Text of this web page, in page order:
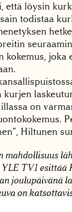
että löysin
todistaa
kokemus, joka
kurjen
on
Hiltunen
mahdollisuus
TV1 esittää
joulupäivänä
on
lähtien.